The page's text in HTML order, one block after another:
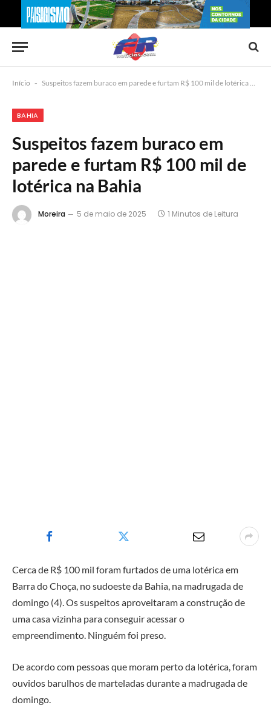
Início - Suspeitos fazem buraco em parede e furtam R$ 100 mil de lotérica na Bahia
BAHIA
Suspeitos fazem buraco em
parede e furtam R$ 100 mil de
lotérica na Bahia
Moreira 5 de maio de 2025 1 Minutos de Leitura
Cerca de R$ 100 mil foram furtados de uma lotérica em
Barra do Choça, no sudoeste da Bahia, na madrugada de
domingo (4). Os suspeitos aproveitaram a construção de
uma casa vizinha para conseguir acessar o
empreendimento. Ninguém foi preso.
De acordo com pessoas que moram perto da lotérica, foram
ouvidos barulhos de marteladas durante a madrugada de
domingo.